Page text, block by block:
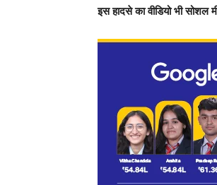
इस हादसे का वीडियो भी सोशल